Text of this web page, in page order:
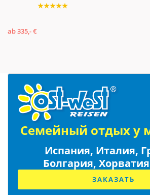
★★★★★
ab 335,- €
Семейный отдых у
Испания, Италия,
Болгария,
ЗАКАЗАТЬ